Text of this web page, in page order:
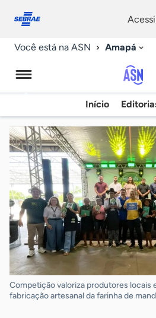
conosco
Você está na ASN Amapá
de
Início
Competição valoriza produtores locais
fabricação artesanal da farinha de